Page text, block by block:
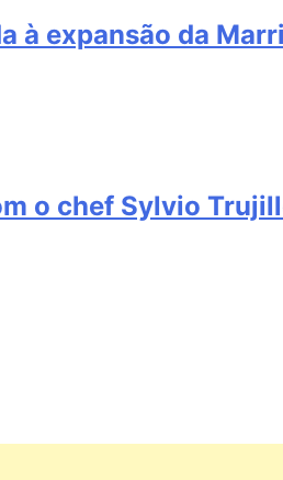
à expansão da
o chef Sylvio